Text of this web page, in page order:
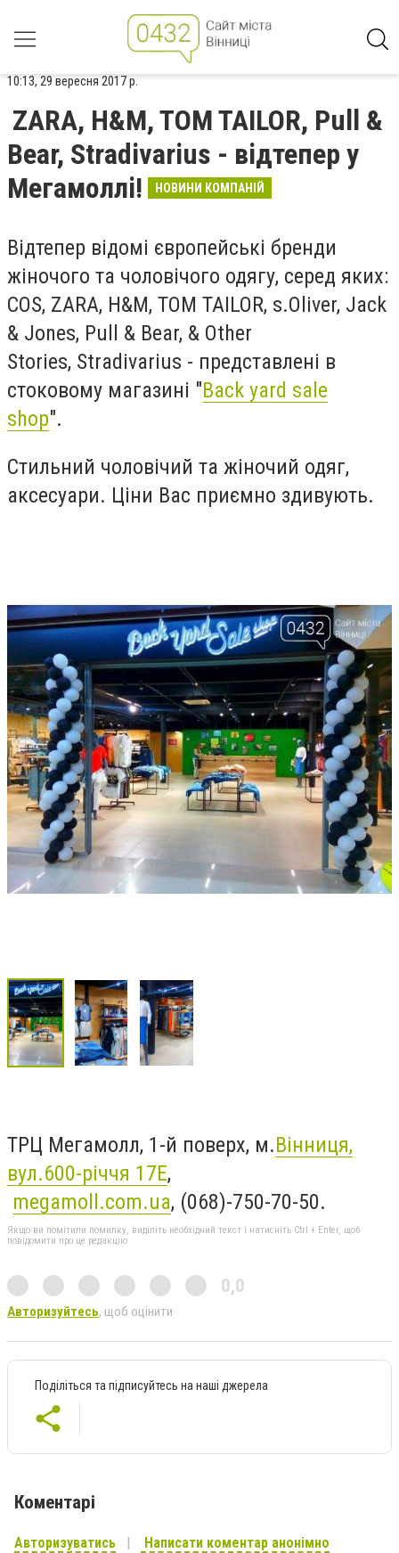
10:13, 29 вересня 2017 р.
ZARA, H&M, TOM TAILOR, Pull &
Bear, Stradivarius - відтепер у
Мегамоллі!
НОВИНИ КОМПАНІЙ
Відтепер відомі європейські бренди
жіночого та чоловічого одягу, серед яких:
COS, ZARA, H&M, TOM TAILOR, s.Oliver, Jack
& Jones, Pull & Bear, & Other
Stories, Stradivarius - представлені в
стоковому магазині "Back yard sale
shop".
Стильний чоловічий та жіночий одяг,
аксесуари. Ціни Вас приємно здивують.
ТРЦ Мегамолл, 1-й поверх, м.Вінниця,
вул.600-річчя 17Е,
megamoll.com.ua, (068)-750-70-50.
Якщо ви помітили помилку, виділіть необхідний текст і натисніть Ctrl + Enter, щоб
повідомити про це редакцію
0,0
Авторизуйтесь, щоб оцінити
Поділіться та підписуйтесь на наші джерела
Коментарі
Авторизуватись Написати коментар анонімно